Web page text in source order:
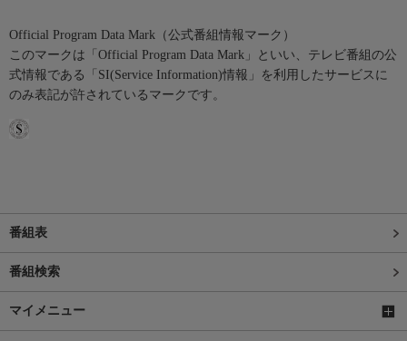
Official Program Data Mark（公式番組情報マーク）
このマークは「Official Program Data Mark」といい、テレビ番組の公
式情報である「SI(Service Information)情報」を利用したサービスに
のみ表記が許されているマークです。
番組表
番組検索
マイメニュー